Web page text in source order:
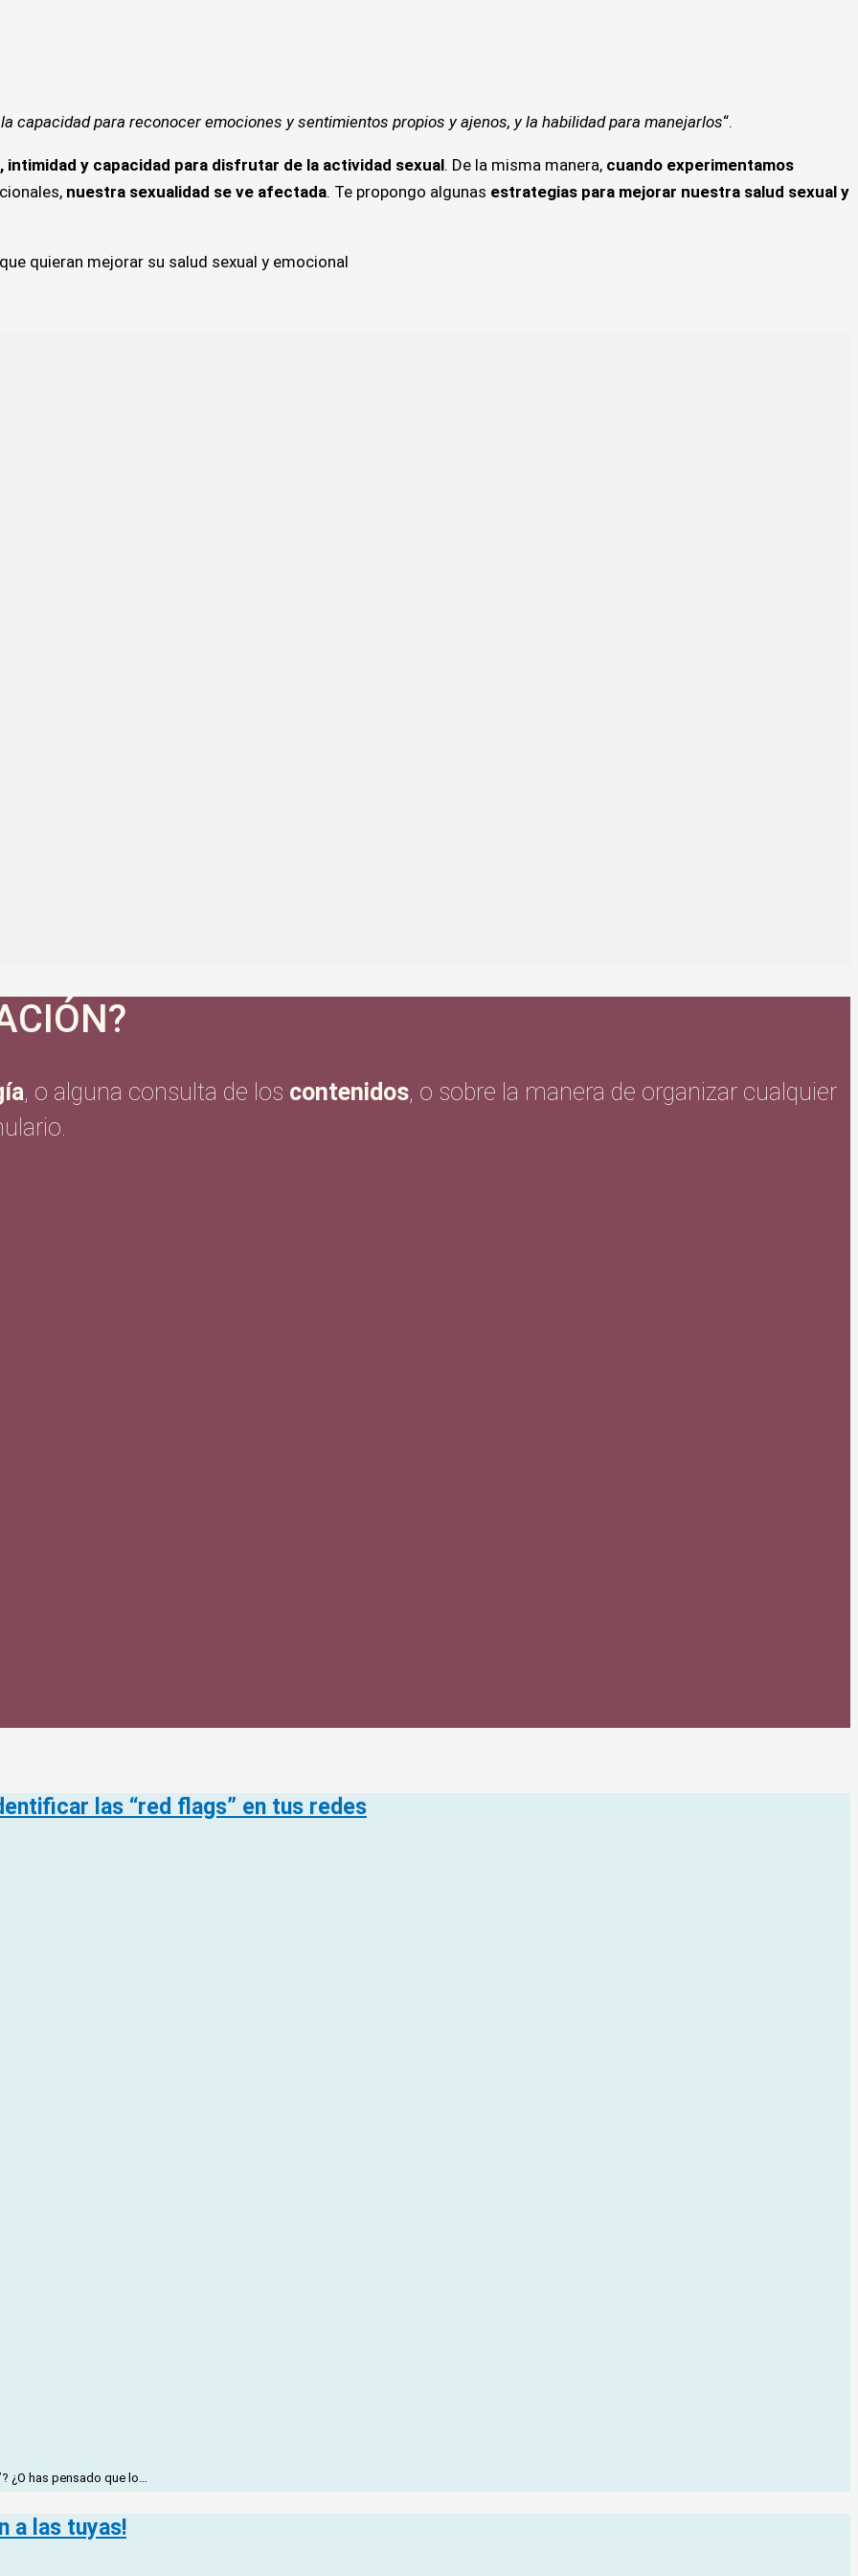
capacidad para reconocer emociones y sentimientos propios y ajenos, y la habilidad para manejarlos“.
y capacidad para disfrutar de la actividad sexual. De la misma manera, cuando experimentamos
nuestra sexualidad se ve afectada. Te propongo algunas estrategias para mejorar nuestra salud sexual y
quieran mejorar su salud sexual y emocional
, o alguna consulta de los contenidos, o sobre la manera de organizar cualquier
las “red flags” en tus redes
¿O has pensado que lo…
a las tuyas!